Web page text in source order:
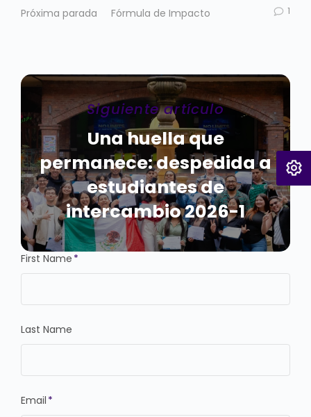
Próxima parada Fórmula de Impacto 1
Siguiente artículo
Una huella que
permanece: despedida a
estudiantes de
intercambio 2026-1
First Name *
Last Name
Email *